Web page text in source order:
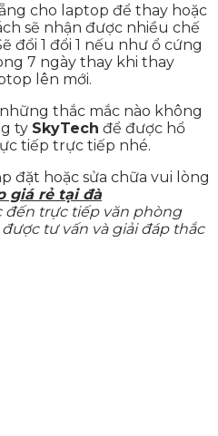
cho laptop để thay hoặc
sẽ nhận được nhiều chế
đổi 1 đổi 1 nếu như ổ cứng
7 ngày thay khi thay
lên mới.
thắc mắc nào không
ty SkyTech để được hổ
tiếp trực tiếp nhé.
đặt hoặc sửa chữa vui lòng
giá rẻ tại đà
đến trực tiếp văn phòng
tư vấn và giải đáp thắc